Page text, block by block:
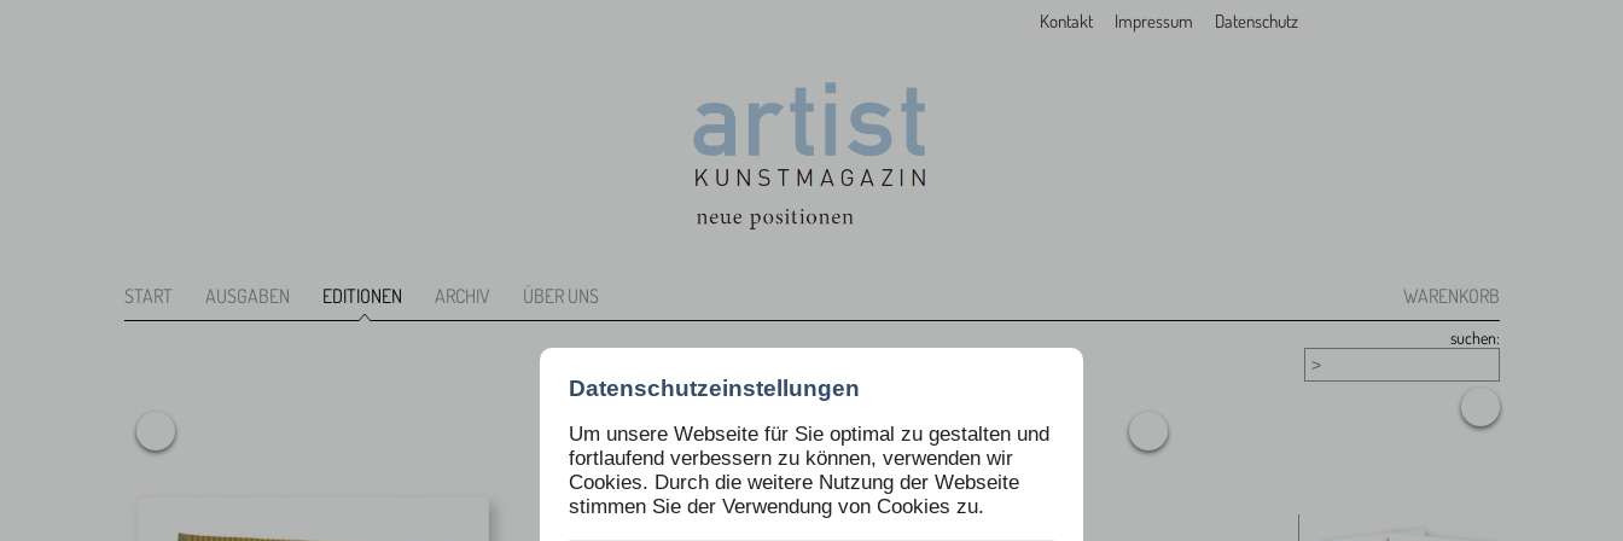
Datenschutzeinstellungen
Um unsere Webseite für Sie optimal zu gestalten und
fortlaufend verbessern zu können, verwenden wir
Cookies. Durch die weitere Nutzung der Webseite
stimmen Sie der Verwendung von Cookies zu.
Kontakt Impressum Datenschutz
START AUSGABEN EDITIONEN ARCHIV ÜBER UNS WARENKORB
suchen: